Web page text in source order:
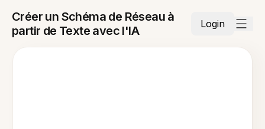
Créer un Schéma de Réseau à
partir de Texte avec l'IA
Login